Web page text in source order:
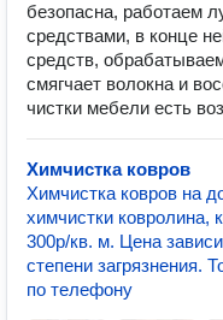
безопасна, работаем
средствами, в конце
средств,
смягчает волокна и
чистки мебели есть
Химчистка ковров
Химчистка ковров на
химчистки ковролина,
300р/кв. м. Цена
степени загрязнения.
по телефону